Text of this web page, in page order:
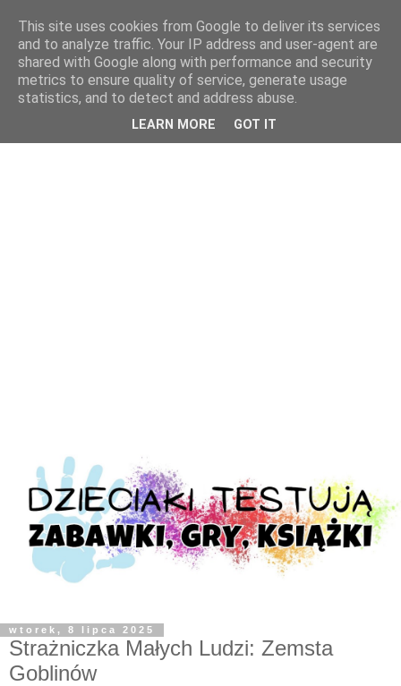
wtorek, 8 lipca 2025
Strażniczka Małych Ludzi: Zemsta
Goblinów
This site uses cookies from Google to deliver its services
and to analyze traffic. Your IP address and user-agent are
shared with Google along with performance and security
metrics to ensure quality of service, generate usage
statistics, and to detect and address abuse.
LEARN MORE GOT IT